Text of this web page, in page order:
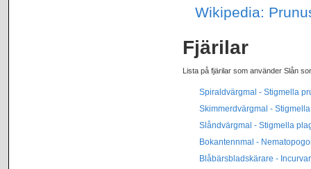
Wikipedia:
Fjärilar
Lista på fjärilar som använder Slån
Spiraldvärgmal - Stigmella
Skimmerdvärgmal -
Slåndvärgmal - Stigmella
Bokantennmal -
Blåbärsbladskärare -